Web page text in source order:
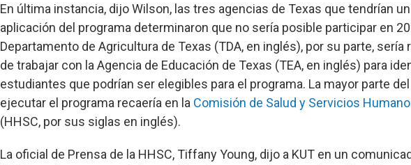
En última instancia, dijo Wilson, las tres agencias de Texas que tendrían
aplicación del programa determinaron que no sería posible participar en
Departamento de Agricultura de Texas (TDA, en inglés), por su parte, sería
de trabajar con la Agencia de Educación de Texas (TEA, en inglés) para
estudiantes que podrían ser elegibles para el programa. La mayor parte
ejecutar el programa recaería en la Comisión de Salud y Servicios
(HHSC, por sus siglas en inglés).
La oficial de Prensa de la HHSC, Tiffany Young, dijo a KUT en un